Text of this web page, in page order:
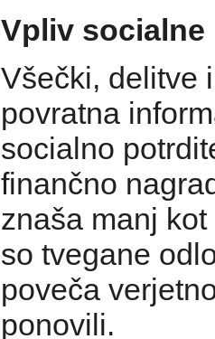
Vpliv
Všečki, delitve
povratna
socialno
finančno
znaša manj
so tvegane
poveča
ponovili.